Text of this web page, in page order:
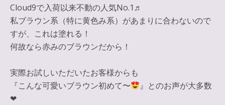
Cloud9で入荷以来不動の人気No.1♬
私ブラウン系（特に黄色み系）があまりに合わないので
すが、これは塗れる！
何故なら赤みのブラウンだから！
実際お試しいただいたお客様からも
『こんな可愛いブラウン初めて〜
』とのお声が大多数
❤︎